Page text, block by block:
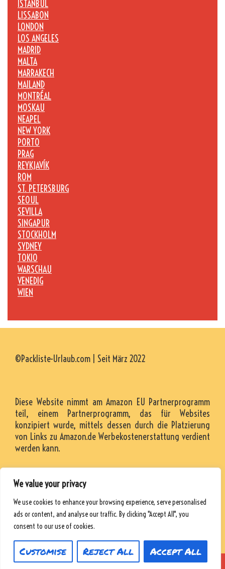
We value your privacy
We use cookies to enhance your browsing experience, serve personalised
ads or content, and analyse our traffic. By clicking "Accept All", you
consent to our use of cookies.
Customise Reject All Accept All
ISTANBUL
LISSABON
LONDON
LOS ANGELES
MADRID
MALTA
MARRAKECH
MAILAND
MONTRÉAL
MOSKAU
NEAPEL
NEW YORK
PORTO
PRAG
REYKJAVÍK
ROM
ST. PETERSBURG
SEOUL
SEVILLA
SINGAPUR
STOCKHOLM
SYDNEY
TOKIO
WARSCHAU
VENEDIG
WIEN
©Packliste-Urlaub.com | Seit März 2022
Diese Website nimmt am Amazon EU Partnerprogramm
teil, einem Partnerprogramm, das für Websites
konzipiert wurde, mittels dessen durch die Platzierung
von Links zu Amazon.de Werbekostenerstattung verdient
werden kann.
RESSOURCEN
DATENSCHUTZRICHTLINIE
© 2026 Packliste-Urlaub• Powered byWPKoi